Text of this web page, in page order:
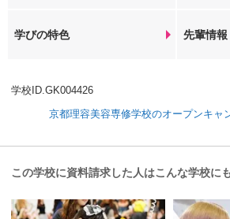
学びの特色 先輩情報
学校ID.GK004426
京都理容美容専修学校のオープンキャ
この学校に資料請求した人はこんな学校に